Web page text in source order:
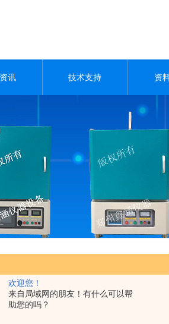
欢迎您！
来自局域网的朋友！有什么可以帮
助您的吗？
讯 技术支持 资
您